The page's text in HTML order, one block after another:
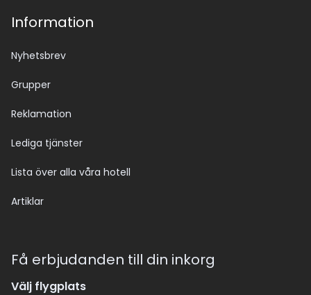
Information
Nyhetsbrev
Grupper
Reklamation
Lediga tjänster
Lista över alla våra hotell
Artiklar
Få erbjudanden till din inkorg
Välj flygplats